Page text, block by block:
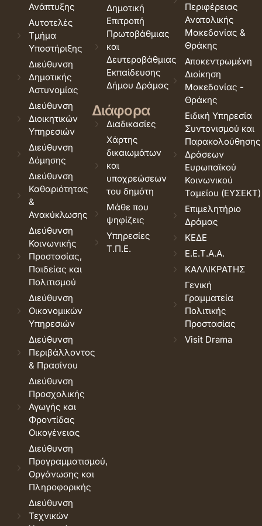
Ανάπτυξης
Αυτοτελές
Τμήμα
Υποστήριξης
Διεύθυνση
Δημοτικής
Αστυνομίας
Διεύθυνση
Διοικητικών
Υπηρεσιών
Διεύθυνση
Δόμησης
Διεύθυνση
Καθαριότητας
&
Ανακύκλωσης
Διεύθυνση
Κοινωνικής
Προστασίας,
Παιδείας και
Πολιτισμού
Διεύθυνση
Οικονομικών
Υπηρεσιών
Διεύθυνση
Περιβάλλοντος
& Πρασίνου
Διεύθυνση
Προσχολικής
Αγωγής και
Φροντίδας
Οικογένειας
Διεύθυνση
Προγραμματισμού,
Οργάνωσης και
Πληροφορικής
Διεύθυνση
Τεχνικών
Δημοτική
Επιτροπή
Πρωτοβάθμιας
και
Δευτεροβάθμιας
Εκπαίδευσης
Δήμου Δράμας
Διάφορα
Διαδικασίες
Χάρτης
δικαιωμάτων
και
υποχρεώσεων
του δημότη
Μάθε που
ψηφίζεις
Υπηρεσίες
Τ.Π.Ε.
Περιφέρειας
Ανατολικής
Μακεδονίας &
Θράκης
Αποκεντρωμένη
Διοίκηση
Μακεδονίας -
Θράκης
Ειδική Υπηρεσία
Συντονισμού και
Παρακολούθησης
Δράσεων
Ευρωπαϊκού
Κοινωνικού
Ταμείου (ΕΥΣΕΚΤ)
Επιμελητήριο
Δράμας
ΚΕΔΕ
Ε.Ε.Τ.Α.Α.
ΚΑΛΛΙΚΡΑΤΗΣ
Γενική
Γραμματεία
Πολιτικής
Προστασίας
Visit Drama